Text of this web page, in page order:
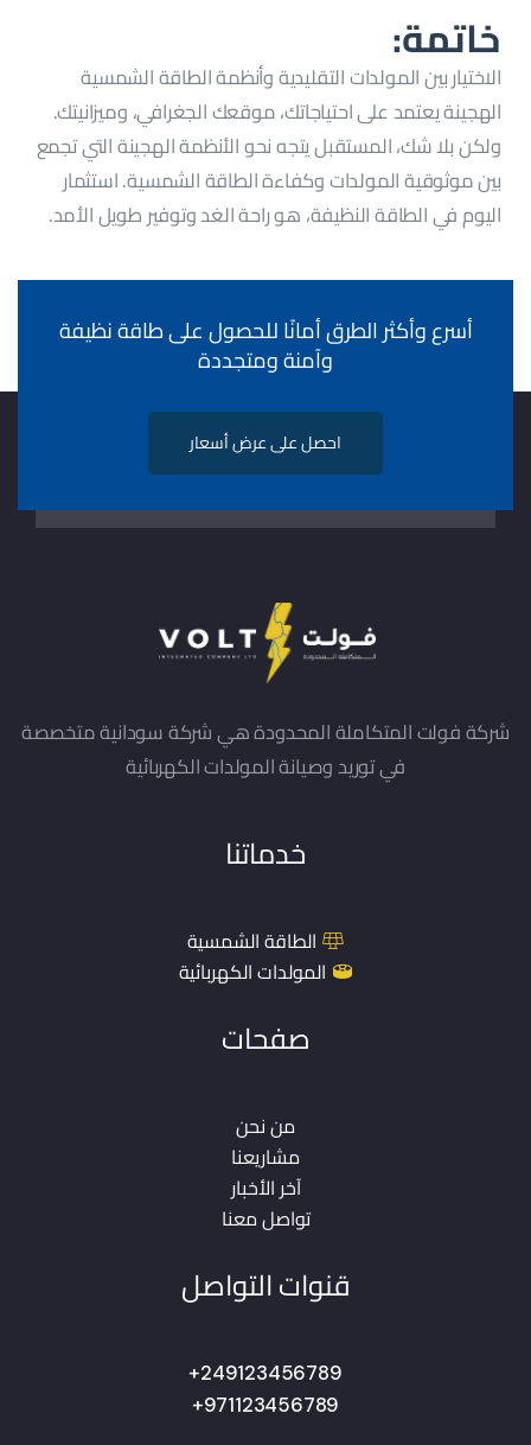
خاتمة:
الاختيار بين المولدات التقليدية وأنظمة الطاقة الشمسية
الهجينة يعتمد على احتياجاتك، موقعك الجغرافي، وميزانيتك.
ولكن بلا شك، المستقبل يتجه نحو الأنظمة الهجينة التي تجمع
بين موثوقية المولدات وكفاءة الطاقة الشمسية. استثمار
اليوم في الطاقة النظيفة، هو راحة الغد وتوفير طويل الأمد.
أسرع وأكثر الطرق أمانًا للحصول على طاقة نظيفة
وآمنة ومتجددة
احصلعلعرضأسعار
شركة فولت المتكاملة المحدودة هي شركة سودانية متخصصة
في توريد وصيانة المولدات الكهربائية
خدماتنا
الطاقة الشمسية
المولدات الكهربائية
صفحات
من نحن
مشاريعنا
آخر الأخبار
تواصل معنا
قنوات التواصل
249123456789+
971123456789+